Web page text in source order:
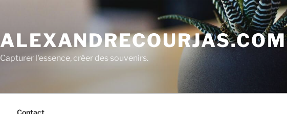
ALEXANDRECOURJAS.COM
Capturer l'essence, créer des souvenirs.
Contact